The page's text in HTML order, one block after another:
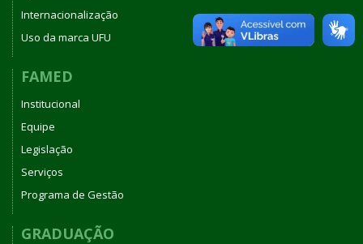
Internacionalização
Uso da marca UFU
FAMED
Institucional
Equipe
Legislação
Serviços
Programa de Gestão
GRADUAÇÃO